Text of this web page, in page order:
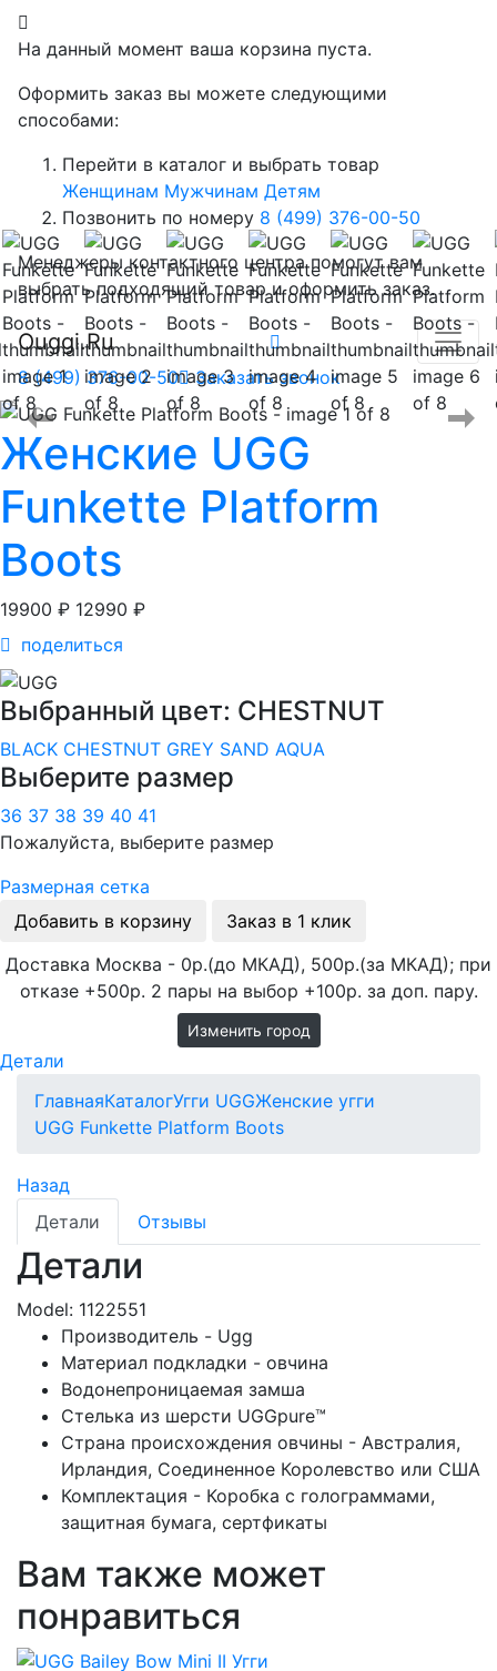
На данный момент ваша корзина пуста.
Оформить заказ вы можете следующими
способами:
Перейти в каталог и выбрать товар
Женщинам Мужчинам Детям
Позвонить по номеру 8 (499) 376-00-50
Менеджеры контактного центра помогут вам
выбрать подходящий товар и оформить заказ.
Ouggi.Ru
8 (499) 376-00-50 Заказать звонок
Женские UGG
Funkette Platform
Boots
19900 ₽ 12990 ₽
поделиться
Выбранный цвет: CHESTNUT
BLACK CHESTNUT GREY SAND AQUA
Выберите размер
36 37 38 39 40 41
Пожалуйста, выберите размер
Размерная сетка
Добавить в корзину
Заказ в 1 клик
Доставка Москва - 0р.(до МКАД), 500р.(за МКАД); при
отказе +500р. 2 пары на выбор +100р. за доп. пару.
Изменить город
Детали
ГлавнаяКаталогУгги UGGЖенские угги
UGG Funkette Platform Boots
Назад
Детали
Отзывы
Детали
Model: 1122551
Производитель - Ugg
Материал подкладки - овчина
Водонепроницаемая замша
Стелька из шерсти UGGpure™
Страна происхождения овчины - Австралия,
Ирландия, Соединенное Королевство или США
Комплектация - Коробка с голограммами,
защитная бумага, сертфикаты
Вам также может
понравиться